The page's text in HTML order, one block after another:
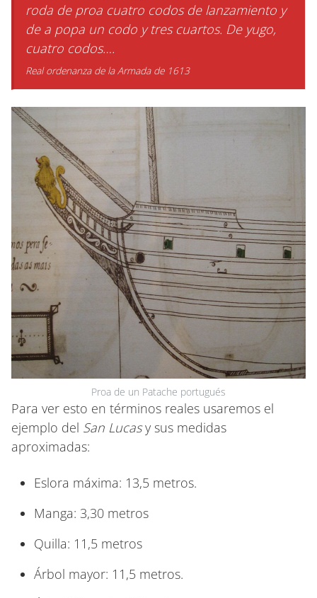
roda de proa cuatro codos de lanzamiento y
de a popa un codo y tres cuartos. De yugo,
cuatro codos….
Real ordenanza de la Armada de 1613
Proa de un Patache portugués
Para ver esto en términos reales usaremos el
ejemplo del San Lucasy sus medidas
aproximadas:
Eslora máxima: 13,5 metros.
Manga: 3,30 metros
Quilla: 11,5 metros
Árbol mayor: 11,5 metros.